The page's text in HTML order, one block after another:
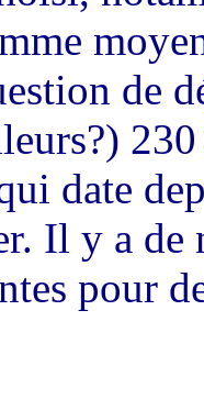
de
date
Il y a de
pour